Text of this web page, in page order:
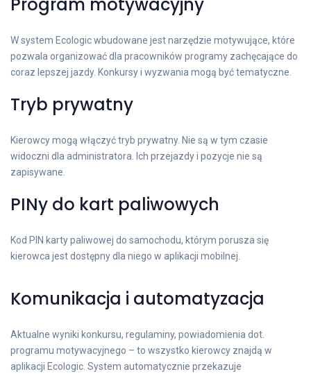
W system Ecologic wbudowane jest narzędzie motywujące, które
pozwala organizować dla pracowników programy zachęcające do
coraz lepszej jazdy. Konkursy i wyzwania mogą być tematyczne.
Tryb prywatny
Kierowcy mogą włączyć tryb prywatny. Nie są w tym czasie
widoczni dla administratora. Ich przejazdy i pozycje nie są
zapisywane.
PINy do kart paliwowych
Kod PIN karty paliwowej do samochodu, którym porusza się
kierowca jest dostępny dla niego w aplikacji mobilnej.
Komunikacja i automatyzacja
Aktualne wyniki konkursu, regulaminy, powiadomienia dot.
programu motywacyjnego – to wszystko kierowcy znajdą w
aplikacji Ecologic. System automatycznie przekazuje